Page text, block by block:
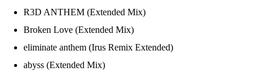
R3D ANTHEM (Extended Mix)
Broken Love (Extended Mix)
eliminate anthem (Irus Remix Extended)
abyss (Extended Mix)